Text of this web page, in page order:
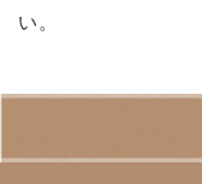
い。